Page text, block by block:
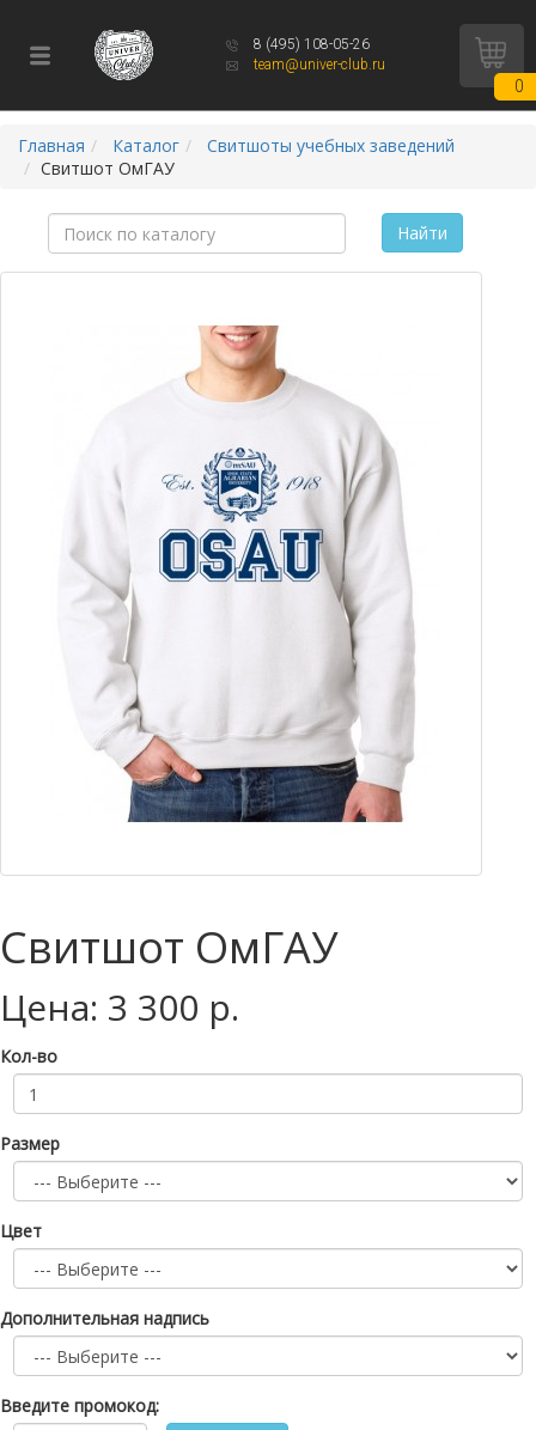
8 (495) 108-05-26
team@univer-club.ru
0
Главная Каталог
Свитшоты учебных заведений
Свитшот ОмГАУ
Найти
Свитшот ОмГАУ
Цена: 3 300 р.
Кол-во
Размер
Цвет
Дополнительная надпись
Введите промокод: